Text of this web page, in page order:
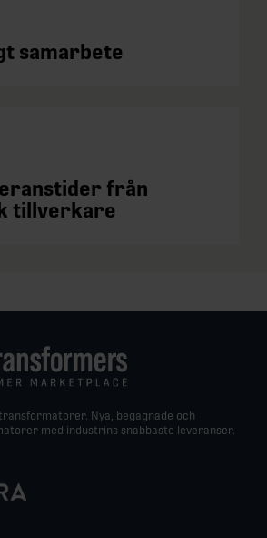
samarbete
från
tillverkare
Nya, begagnade och
med industrins snabbaste leveranser.